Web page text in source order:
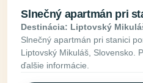
Slnečný apartmán pri
Destinácia: Liptovský
Slnečný apartmán pri stanici
Liptovský Mikuláš, Slovensko.
ďalšie informácie.